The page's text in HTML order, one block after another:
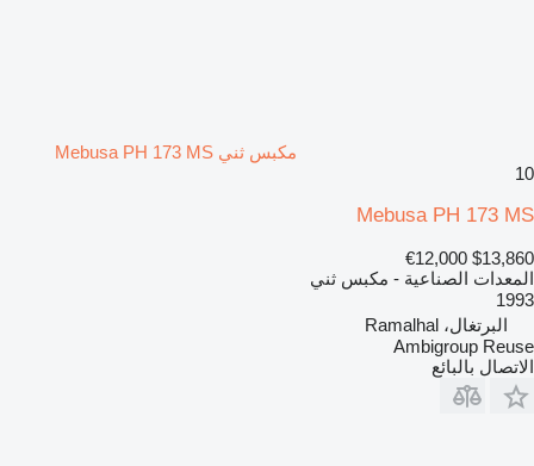
مكبس ثني Mebusa PH 173 MS
10
Mebusa PH 173 MS
$13,860
€12,000
المعدات الصناعية - مكبس ثني
1993
البرتغال، Ramalhal
Ambigroup Reuse
الاتصال بالبائع